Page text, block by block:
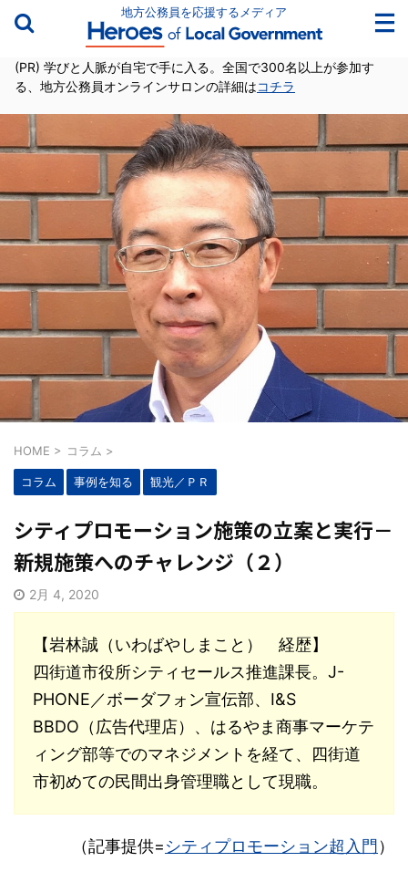
地方公務員を応援するメディア
(PR) 学びと人脈が自宅で手に入る。全国で300名以上が参加す
る、地方公務員オンラインサロンの詳細はコチラ
HOME > コラム >
コラム 事例を知る 観光／ＰＲ
シティプロモーション施策の立案と実行－
新規施策へのチャレンジ（２）
2月 4, 2020
【岩林誠（いわばやしまこと） 経歴】
四街道市役所シティセールス推進課長。J-
PHONE／ボーダフォン宣伝部、I&S
BBDO（広告代理店）、はるやま商事マーケテ
ィング部等でのマネジメントを経て、四街道
市初めての民間出身管理職として現職。
（記事提供=シティプロモーション超入門 ）